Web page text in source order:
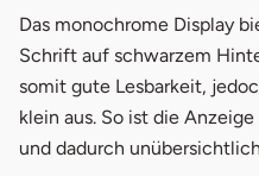
Das monochrome Display
Schrift auf schwarzem
somit gute Lesbarkeit,
klein aus. So ist die
und dadurch